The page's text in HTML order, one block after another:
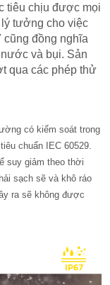
tiêu chịu được mọi
tưởng cho việc
đồng nghĩa
và bụi. Sản
qua các phép thử
có kiểm soát trong
chuẩn IEC 60529.
suy giảm theo thời
sạch sẽ và khô ráo
ra sẽ không được